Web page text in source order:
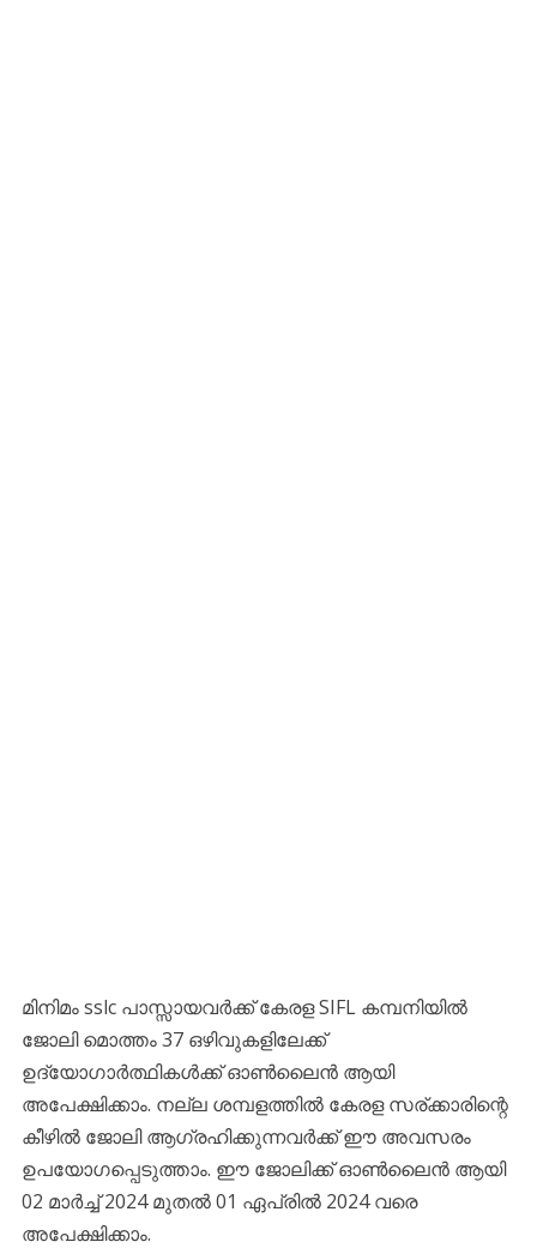
മിനിമം sslc പാസ്സായവർക്ക് കേരള SIFL കമ്പനിയില്‍
ജോലി മൊത്തം 37 ഒഴിവുകളിലേക്ക്
ഉദ്യോഗാര്‍ത്ഥികള്‍ക്ക് ഓണ്‍ലൈന്‍ ആയി
അപേക്ഷിക്കാം. നല്ല ശമ്പളത്തിൽ കേരള സര്ക്കാരിന്റെ
കീഴിൽ ജോലി ആഗ്രഹിക്കുന്നവര്‍ക്ക് ഈ അവസരം
ഉപയോഗപ്പെടുത്താം. ഈ ജോലിക്ക് ഓണ്‍ലൈന്‍ ആയി
02 മാർച്ച് 2024 മുതല്‍ 01 ഏപ്രിൽ 2024 വരെ
അപേക്ഷിക്കാം.